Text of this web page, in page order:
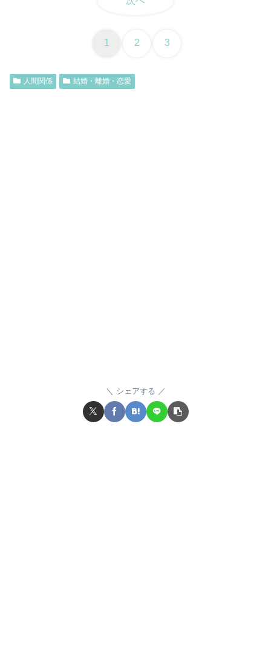
1 2 3
人間関係 結婚・離婚・恋愛
シェアする